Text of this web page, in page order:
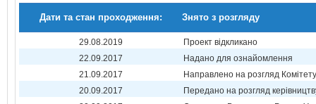
Дати та стан проходження: Знято з розгляду
29.08.2019
Проект відкликано
22.09.2017
Надано для ознайомлення
21.09.2017
Направлено на розгляд Комітету
20.09.2017
Передано на розгляд